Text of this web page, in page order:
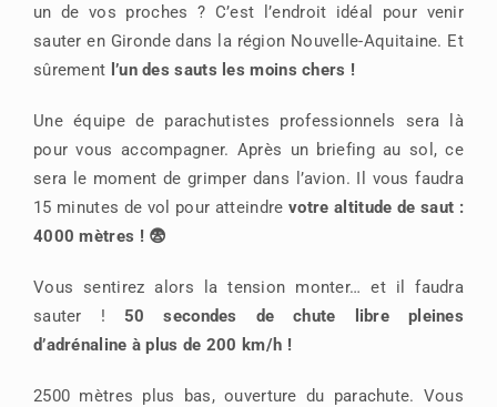
un de vos proches ? C’est l’endroit idéal pour venir
sauter en Gironde dans la région Nouvelle-Aquitaine. Et
sûrement l’un des sauts les moins chers !
Une équipe de parachutistes professionnels sera là
pour vous accompagner. Après un briefing au sol, ce
sera le moment de grimper dans l’avion. Il vous faudra
15 minutes de vol pour atteindrevotre altitude de saut :
4000 mètres ! 😨
Vous sentirez alors la tension monter… et il faudra
sauter ! 50 secondes de chute libre pleines
d’adrénaline à plus de 200 km/h !
2500 mètres plus bas, ouverture du parachute. Vous